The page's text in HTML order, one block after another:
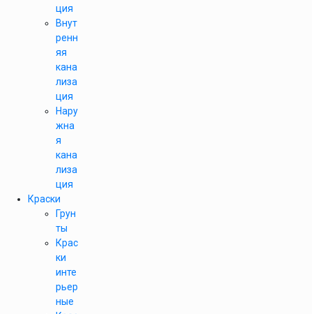
ция
Внут
ренн
яя
кана
лиза
ция
Нару
жна
я
кана
лиза
ция
Краски
Грун
ты
Крас
ки
инте
рьер
ные